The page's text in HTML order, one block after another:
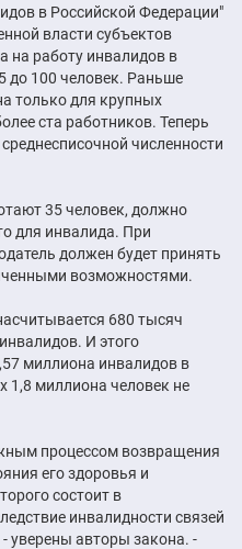
в Российской Федерации"
власти субъектов
на работу инвалидов в
до 100 человек. Раньше
только для крупных
ста работников. Теперь
численности
35 человек, должно
для инвалида. При
должен будет принять
возможностями.
680 тысяч
И этого
миллиона инвалидов в
1,8 миллиона человек не
процессом возвращения
его здоровья и
состоит в
инвалидности связей
уверены авторы закона. -